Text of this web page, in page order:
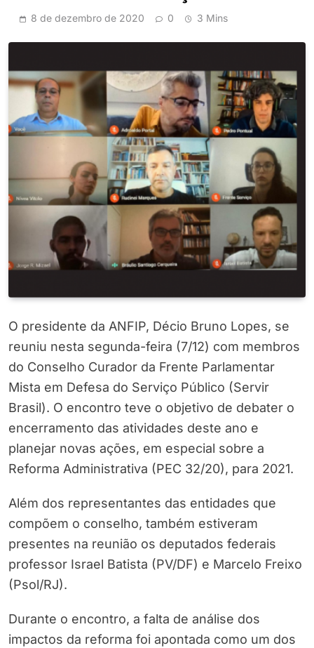
8 de dezembro de 2020 0 3 Mins
O presidente da ANFIP, Décio Bruno Lopes, se
reuniu nesta segunda-feira (7/12) com membros
do Conselho Curador da Frente Parlamentar
Mista em Defesa do Serviço Público (Servir
Brasil). O encontro teve o objetivo de debater o
encerramento das atividades deste ano e
planejar novas ações, em especial sobre a
Reforma Administrativa (PEC 32/20), para 2021.
Além dos representantes das entidades que
compõem o conselho, também estiveram
presentes na reunião os deputados federais
professor Israel Batista (PV/DF) e Marcelo Freixo
(Psol/RJ).
Durante o encontro, a falta de análise dos
impactos da reforma foi apontada como um dos